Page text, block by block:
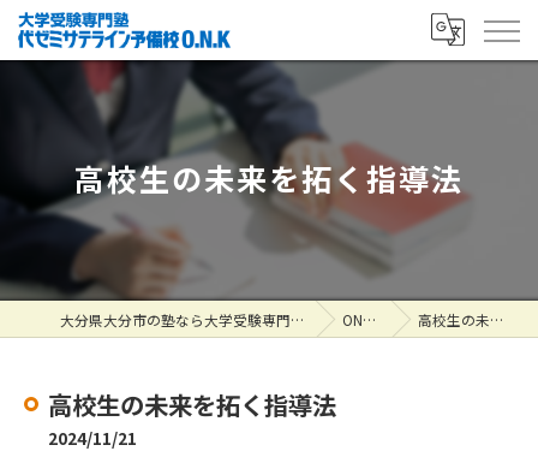
高校生の未来を拓く指導法
大分県大分市の塾なら大学受験専門塾 代ゼミサテライン予備校O.N.K ONK掲示板 高校生の未来を拓く指導法
高校生の未来を拓く指導法
2024/11/21